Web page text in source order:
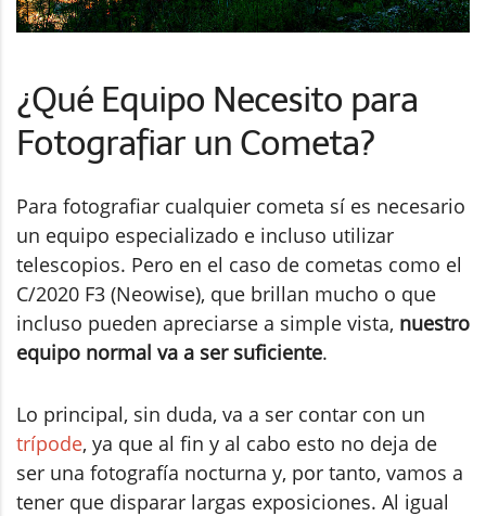
¿Qué Equipo Necesito para
Fotografiar un Cometa?
Para fotografiar cualquier cometa sí es necesario
un equipo especializado e incluso utilizar
telescopios. Pero en el caso de cometas como el
C/2020 F3 (Neowise), que brillan mucho o que
incluso pueden apreciarse a simple vista, nuestro
equipo normal va a ser suficiente.
Lo principal, sin duda, va a ser contar con un
trípode, ya que al fin y al cabo esto no deja de
ser una fotografía nocturna y, por tanto, vamos a
tener que disparar largas exposiciones. Al igual